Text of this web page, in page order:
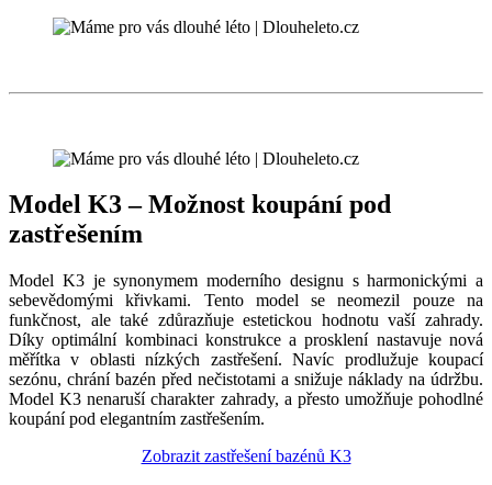
Model K3 – Možnost koupání pod
zastřešením
Model K3 je synonymem moderního designu s harmonickými a
sebevědomými křivkami. Tento model se neomezil pouze na
funkčnost, ale také zdůrazňuje estetickou hodnotu vaší zahrady.
Díky optimální kombinaci konstrukce a prosklení nastavuje nová
měřítka v oblasti nízkých zastřešení. Navíc prodlužuje koupací
sezónu, chrání bazén před nečistotami a snižuje náklady na údržbu.
Model K3 nenaruší charakter zahrady, a přesto umožňuje pohodlné
koupání pod elegantním zastřešením.
Zobrazit zastřešení bazénů K3